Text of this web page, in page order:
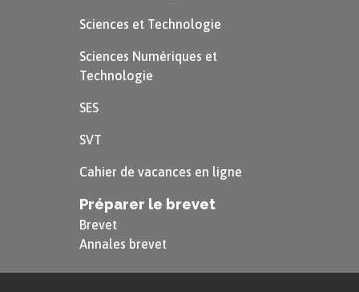
Sciences et Technologie
Sciences Numériques et
Technologie
SES
SVT
Cahier de vacances en ligne
Préparer le brevet
Brevet
Annales brevet